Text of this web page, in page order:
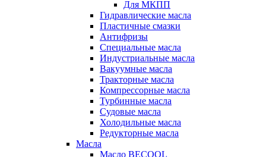
Для МКПП
Гидравлические масла
Пластичные смазки
Антифризы
Специальные масла
Индустриальные масла
Вакуумные масла
Тракторные масла
Компрессорные масла
Турбинные масла
Судовые масла
Холодильные масла
Редукторные масла
Масла
Масло BECOOL